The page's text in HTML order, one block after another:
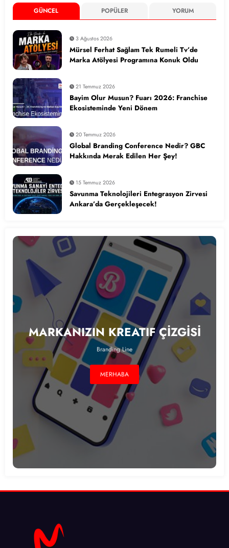
GÜNCEL POPÜLER YORUM
3 Ağustos 2026
Mürsel Ferhat Sağlam Tek Rumeli Tv’de
Marka Atölyesi Programına Konuk Oldu
21 Temmuz 2026
Bayim Olur Musun? Fuarı 2026: Franchise
Ekosisteminde Yeni Dönem
20 Temmuz 2026
Global Branding Conference Nedir? GBC
Hakkında Merak Edilen Her Şey!
15 Temmuz 2026
Savunma Teknolojileri Entegrasyon Zirvesi
Ankara’da Gerçekleşecek!
MARKANIZIN KREATIF ÇİZGİSİ
Branding Line
MERHABA